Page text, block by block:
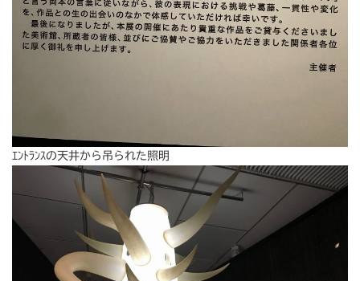
ｴﾝﾄﾗﾝｽの天井から吊られた照明